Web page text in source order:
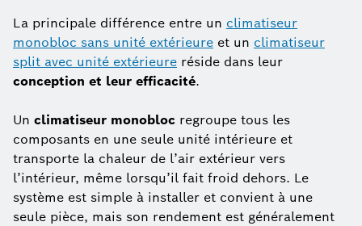
La principale différence entre un climatiseur
monobloc sans unité extérieure et un climatiseur
split avec unité extérieure réside dans leur
conception et leur efficacité.
Un climatiseur monobloc regroupe tous les
composants en une seule unité intérieure et
transporte la chaleur de l’air extérieur vers
l’intérieur, même lorsqu’il fait froid dehors. Le
système est simple à installer et convient à une
seule pièce, mais son rendement est généralement